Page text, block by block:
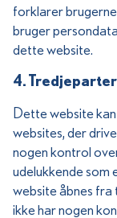
forklarer
bruger
dette website.
4.
Dette website kan
websites, der
nogen kontrol
udelukkende som
website åbnes fra
ikke har nogen